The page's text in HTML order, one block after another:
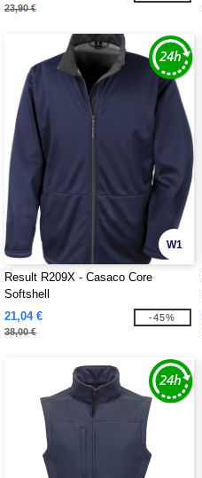
23,90 €
W1
Result R209X - Casaco Core
Softshell
21,04 €
38,00 €
-45%